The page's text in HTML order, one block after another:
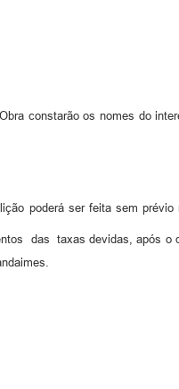
constarão os nomes do
poderá ser feita sem
das taxas devidas, após o